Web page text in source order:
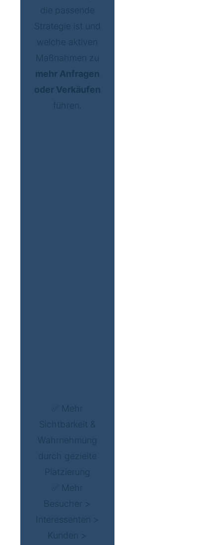
die passende
Strategie ist und
welche aktiven
Maßnahmen zu
mehr Anfragen
oder Verkäufen
führen.
✅ Mehr
Sichtbarkeit &
Wahrnehmung
durch gezielte
Platzierung
✅ Mehr
Besucher >
Interessenten >
Kunden >